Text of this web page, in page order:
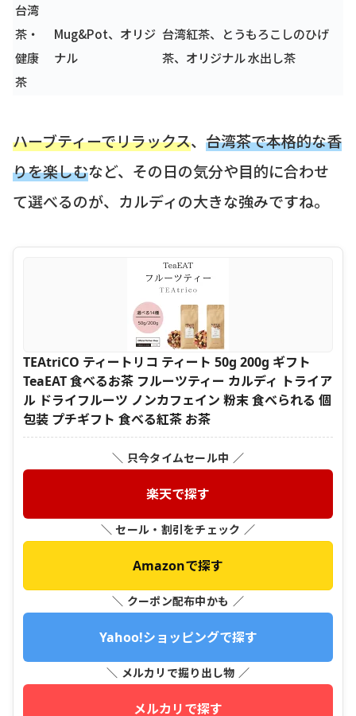
台湾
茶・
健康
茶
Mug&Pot、オリジ
ナル
台湾紅茶、とうもろこしのひげ
茶、オリジナル 水出し茶
ハーブティーでリラックス、 台湾茶で本格的な香
りを楽しむなど、その日の気分や目的に合わせ
て選べるのが、カルディの大きな強みですね。
TEAtriCO ティートリコ ティート 50g 200g ギフト
TeaEAT 食べるお茶 フルーツティー カルディ トライア
ル ドライフルーツ ノンカフェイン 粉末 食べられる 個
包装 プチギフト 食べる紅茶 お茶
＼ 只今タイムセール中 ／
楽天で探す
＼ セール・割引をチェック ／
Amazonで探す
＼ クーポン配布中かも ／
Yahoo!ショッピングで探す
＼ メルカリで掘り出し物 ／
メルカリで探す